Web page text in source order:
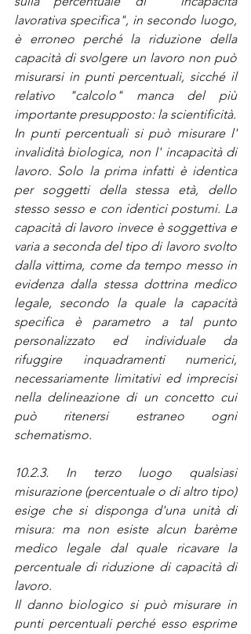
lavorativa specifica", in secondo luogo,
è erroneo perché la riduzione della
capacità di svolgere un lavoro non può
misurarsi in punti percentuali, sicché il
relativo "calcolo" manca del più
importante presupposto: la scientificità.
In punti percentuali si può misurare l'
invalidità biologica, non l' incapacità di
lavoro. Solo la prima infatti è identica
per soggetti della stessa età, dello
stesso sesso e con identici postumi. La
capacità di lavoro invece è soggettiva e
varia a seconda del tipo di lavoro svolto
dalla vittima, come da tempo messo in
evidenza dalla stessa dottrina medico
legale, secondo la quale la capacità
specifica è parametro a tal punto
personalizzato ed individuale da
rifuggire inquadramenti numerici,
necessariamente limitativi ed imprecisi
nella delineazione di un concetto cui
può ritenersi estraneo ogni
schematismo.
10.2.3. In terzo luogo qualsiasi
misurazione (percentuale o di altro tipo)
esige che si disponga d'una unità di
misura: ma non esiste alcun barème
medico legale dal quale ricavare la
percentuale di riduzione di capacità di
lavoro.
Il danno biologico si può misurare in
punti percentuali perché esso esprime